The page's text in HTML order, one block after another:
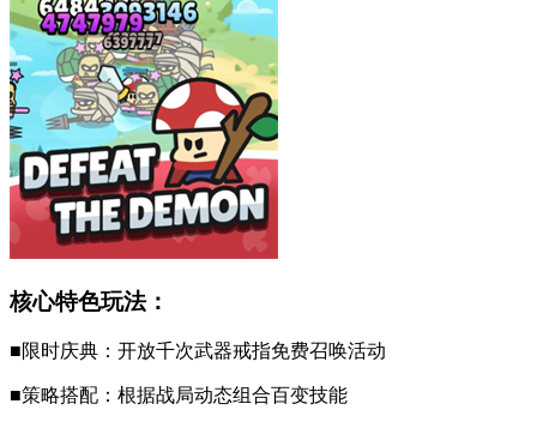
核心特色玩法：
■限时庆典：开放千次武器戒指免费召唤活动
■策略搭配：根据战局动态组合百变技能